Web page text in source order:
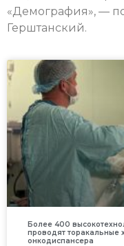
«Демография», —
Герштанский.
Более 400
проводят торакальные
онкодиспансера